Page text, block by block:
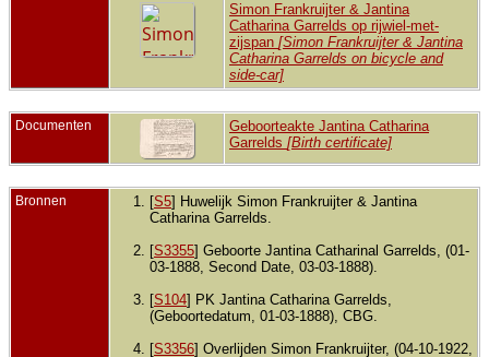
Simon Frankruijter & Jantina
Catharina Garrelds op rijwiel-met-
zijspan [Simon Frankruijter & Jantina
Catharina Garrelds on bicycle and
side-car]
Documenten
Geboorteakte Jantina Catharina
Garrelds [Birth certificate]
Bronnen [S5] Huwelijk Simon Frankruijter & Jantina
Catharina Garrelds.
[S3355] Geboorte Jantina Catharinal Garrelds, (01-
03-1888, Second Date, 03-03-1888).
[S104] PK Jantina Catharina Garrelds,
(Geboortedatum, 01-03-1888), CBG.
[S3356] Overlijden Simon Frankruijter, (04-10-1922,